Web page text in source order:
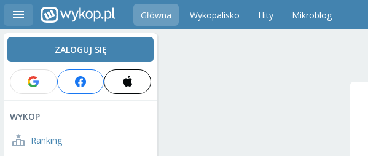
Główna Wykopalisko Hity Mikroblog
ZALOGUJ SIĘ
WYKOP
Ranking